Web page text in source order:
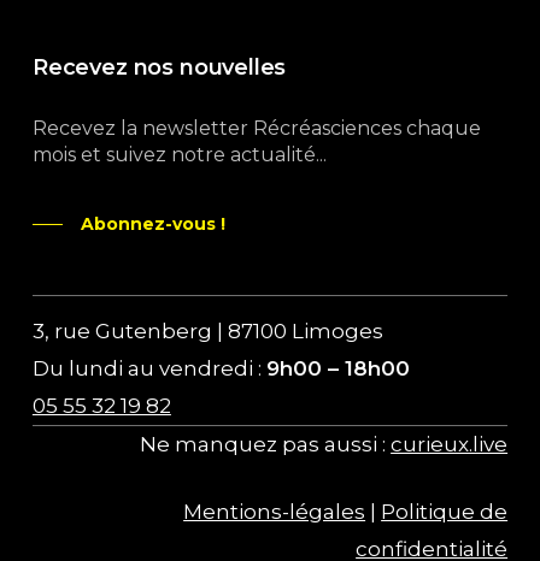
Recevez nos nouvelles
Recevez la newsletter Récréasciences chaque
mois et suivez notre actualité...
Abonnez-vous !
3, rue Gutenberg | 87100 Limoges
Du lundi au vendredi : 9h00 – 18h00
05 55 32 19 82
Ne manquez pas aussi :curieux.live
Mentions-légales
Politique de
confidentialité